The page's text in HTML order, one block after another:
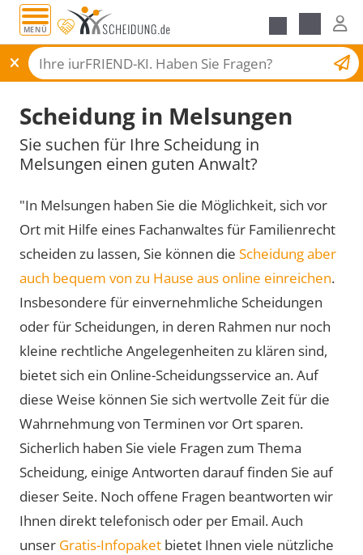
MENÜ
Scheidungsantrag
Scheidung in Melsungen
Sie suchen für Ihre Scheidung in
Melsungen einen guten Anwalt?
"In Melsungen haben Sie die Möglichkeit, sich vor
Ort mit Hilfe eines Fachanwaltes für Familienrecht
scheiden zu lassen, Sie können die Scheidung aber
auch bequem von zu Hause aus online einreichen.
Insbesondere für einvernehmliche Scheidungen
oder für Scheidungen, in deren Rahmen nur noch
kleine rechtliche Angelegenheiten zu klären sind,
bietet sich ein Online-Scheidungsservice an. Auf
diese Weise können Sie sich wertvolle Zeit für die
Wahrnehmung von Terminen vor Ort sparen.
Sicherlich haben Sie viele Fragen zum Thema
Scheidung, einige Antworten darauf finden Sie auf
dieser Seite. Noch offene Fragen beantworten wir
Ihnen direkt telefonisch oder per Email. Auch
unser Gratis-Infopaket bietet Ihnen viele nützliche